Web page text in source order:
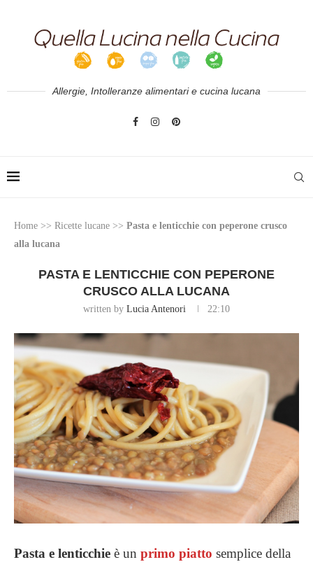
Allergie, Intolleranze alimentari e cucina lucana
Home >> Ricette lucane >> Pasta e lenticchie con peperone crusco
alla lucana
PASTA E LENTICCHIE CON PEPERONE
CRUSCO ALLA LUCANA
written by Lucia Antenori 22:10
Pasta e lenticchie è un primo piatto semplice della